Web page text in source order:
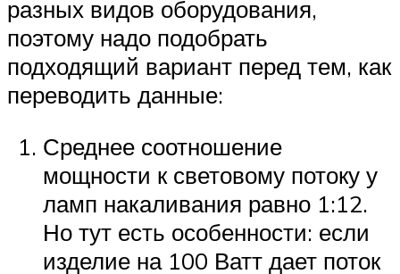
разных видов оборудования,
поэтому надо подобрать
подходящий вариант перед тем, как
переводить данные:
Среднее соотношение
мощности к световому потоку у
ламп накаливания равно 1:12.
Но тут есть особенности: если
изделие на 100 Ватт дает поток